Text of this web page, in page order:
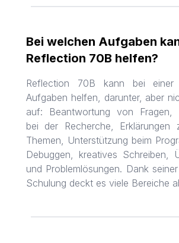
Bei welchen Aufgaben
Reflection 70B helfen?
Reflection 70B kann bei einer
Aufgaben helfen, darunter, aber
auf: Beantwortung von Fragen,
bei der Recherche, Erklärungen
Themen, Unterstützung beim
Debuggen, kreatives Schreiben,
und Problemlösungen. Dank
Schulung deckt es viele Bereiche